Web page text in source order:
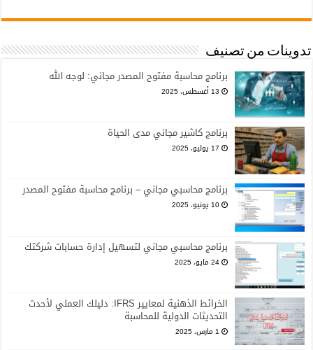
تدوينات من تصنيف
برنامج محاسبة مفتوح المصدر مجاني: لوجه الله
13 أغسطس، 2025
برنامج كاشير مجاني مدى الحياة
17 يوليو، 2025
برنامج محاسبي مجاني – برنامج محاسبة مفتوح المصدر
10 يونيو، 2025
برنامج محاسبي مجاني لتسهيل إدارة حسابات شركتك
24 مايو، 2025
الخرائط الذهنية لمعايير IFRS: دليلك العملي لأحدث
التحديثات الدولية للمحاسبة
1 مارس، 2025